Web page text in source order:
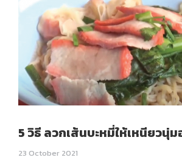
5 วิธี ลวกเส้นบะหมี่ให้เหนียวนุ่
23 October 2021